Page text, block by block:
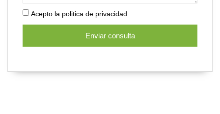
Acepto la politica de privacidad
Enviar consulta